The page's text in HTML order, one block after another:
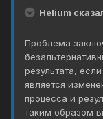
Helium
Проблема
результата,
является
процесса и
таким образом